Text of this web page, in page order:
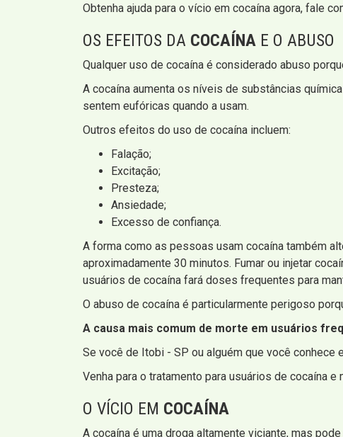
Obtenha ajuda para o vício em cocaína agora, fale
OS EFEITOS DA COCAÍNA E O ABUSO
Qualquer uso de cocaína é considerado abuso
A cocaína aumenta os níveis de substâncias
sentem eufóricas quando a usam.
Outros efeitos do uso de cocaína incluem:
Falação;
Excitação;
Presteza;
Ansiedade;
Excesso de confiança.
A forma como as pessoas usam cocaína também
aproximadamente 30 minutos. Fumar ou injetar
usuários de cocaína fará doses frequentes para
O abuso de cocaína é particularmente perigoso
A causa mais comum de morte em usuários
Se você de Itobi - SP ou alguém que você conhece
Venha para o tratamento para usuários de cocaína
O VÍCIO EM COCAÍNA
A cocaína é uma droga altamente viciante, mas